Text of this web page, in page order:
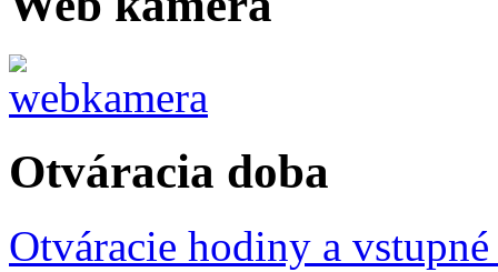
Otváracia doba
Otváracie hodiny a